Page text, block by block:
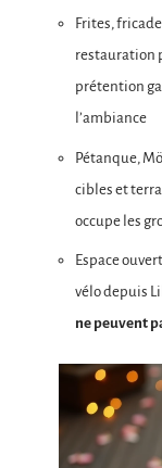
Frites,
restauration
prétention
l’ambiance
Pétanque,
cibles et
occupe les
Espace
vélo depuis
ne peuvent